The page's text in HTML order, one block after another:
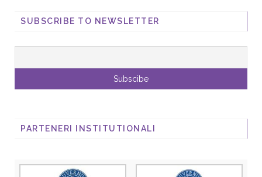
SUBSCRIBE TO NEWSLETTER
PARTENERI INSTITUTIONALI